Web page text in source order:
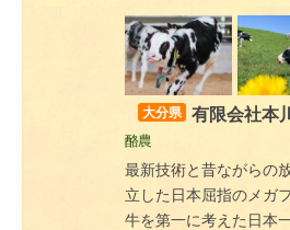
大分県 有限会社本
酪農
最新技術と昔ながらの
立した日本屈指のメガ
牛を第一に考えた日本